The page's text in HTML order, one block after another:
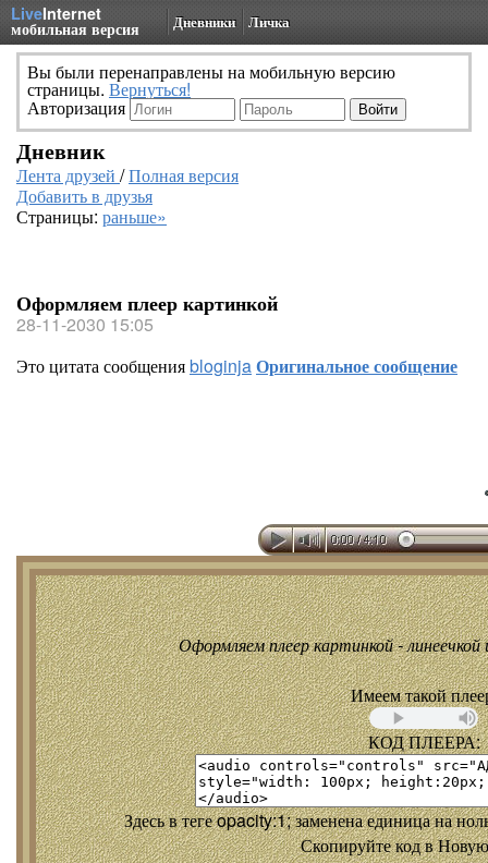
LiveInternet
мобильная версия Дневники Личка
Вы были перенаправлены на мобильную версию
страницы. Вернуться!
Авторизация
Дневник
Лента друзей /Полная версия
Добавить в друзья
Страницы: раньше»
Оформляем плеер картинкой
28-11-2030 15:05
Это цитата сообщенияbloginjaОригинальное сообщение
Оформляем плеер картинкой - линеечкой
Имеем такой
КОД ПЛЕЕРА:
Здесь в теге opacity:1; заменена единица на
Скопируйте код в